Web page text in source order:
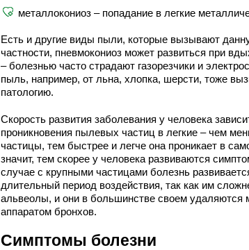
металлокониоз – попадание в легкие
Есть и другие виды пыли, которые вызывают
частности, пневмокониоз может развиться при
– болезнью часто страдают газорезчики и
пыль, например, от льна, хлопка, шерсти, тоже
патологию.
Скорость развития заболевания у человека
проникновения пылевых частиц в легкие – чем
частицы, тем быстрее и легче она проникает в
значит, тем скорее у человека развиваются
случае с крупными частицами болезнь
длительный период воздействия, так как им
альвеолы, и они в большинстве своем удаляются
аппаратом бронхов.
Симптомы болезни